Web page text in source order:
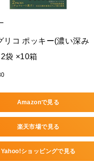
リコ ポッキー(濃い深み
袋 ×10箱
Amazonで見る
楽天市場で見る
Yahoo!ショッピングで見る